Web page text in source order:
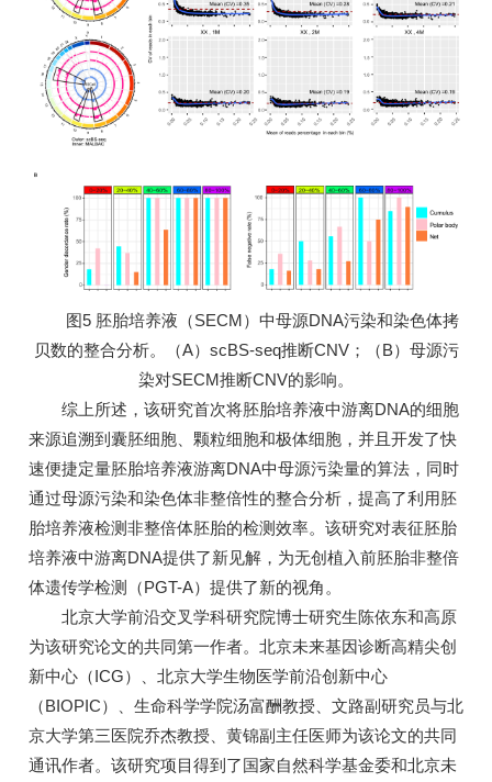
图5 胚胎培养液（SECM）中母源DNA污染和染色体拷
贝数的整合分析。（A）scBS-seq推断CNV；（B）母源污
染对SECM推断CNV的影响。
综上所述，该研究首次将胚胎培养液中游离DNA的细胞
来源追溯到囊胚细胞、颗粒细胞和极体细胞，并且开发了快
速便捷定量胚胎培养液游离DNA中母源污染量的算法，同时
通过母源污染和染色体非整倍性的整合分析，提高了利用胚
胎培养液检测非整倍体胚胎的检测效率。该研究对表征胚胎
培养液中游离DNA提供了新见解，为无创植入前胚胎非整倍
体遗传学检测（PGT-A）提供了新的视角。
北京大学前沿交叉学科研究院博士研究生陈依东和高原
为该研究论文的共同第一作者。北京未来基因诊断高精尖创
新中心（ICG）、北京大学生物医学前沿创新中心
（BIOPIC）、生命科学学院汤富酬教授、文路副研究员与北
京大学第三医院乔杰教授、黄锦副主任医师为该论文的共同
通讯作者。该研究项目得到了国家自然科学基金委和北京未